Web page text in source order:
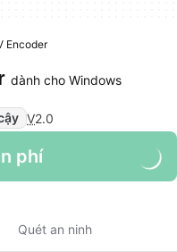
Encoder
dành cho Windows
V2.0
phí
Quét an ninh